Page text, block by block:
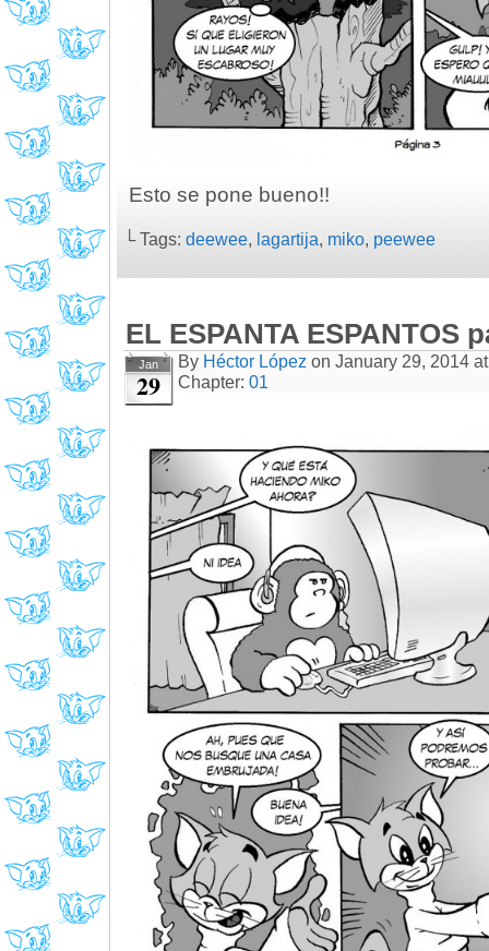
Esto se pone bueno!!
└ Tags: deewee, lagartija, miko, peewee
EL ESPANTA ESPANTOS
Jan
29
By Héctor López on January 29, 2014
Chapter: 01